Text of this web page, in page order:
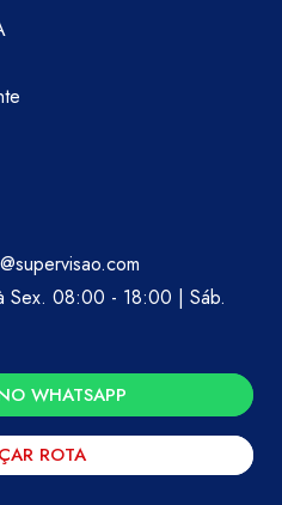
Sex. 08:00 - 18:00 | Sáb.
WHATSAPP
ROTA